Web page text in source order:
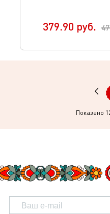
379.90 руб.
Показано